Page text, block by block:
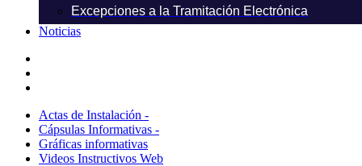
Excepciones a la Tramitación Electrónica
Noticias
Actas de Instalación -
Cápsulas Informativas -
Gráficas informativas
Videos Instructivos Web